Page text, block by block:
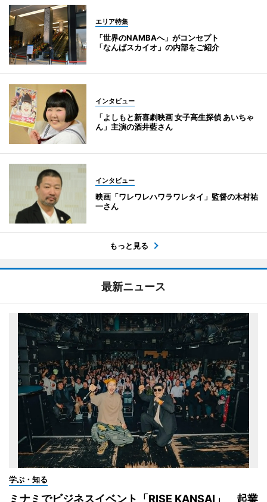
エリア特集
「世界のNAMBAへ」がコンセプト
「なんばスカイオ」の内部をご紹介
インタビュー
「よしもと新喜劇映画 女子高生探偵 あいちゃ
ん」主演の酒井藍さん
インタビュー
映画「ワレワレハワラワレタイ」監督の木村祐
一さん
もっと見る
最新ニュース
学ぶ・知る
ミナミでビジネスイベント「RISE KANSAI」 起業